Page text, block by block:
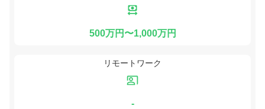
500万円〜1,000万円
リモートワーク
-